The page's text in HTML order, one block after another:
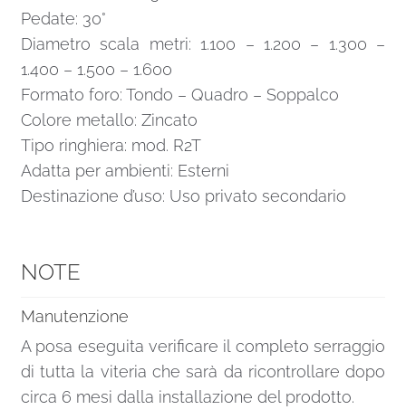
Pedate: 30°
Diametro scala metri: 1.100 – 1.200 – 1.300 –
1.400 – 1.500 – 1.600
Formato foro: Tondo – Quadro – Soppalco
Colore metallo: Zincato
Tipo ringhiera: mod. R2T
Adatta per ambienti: Esterni
Destinazione d’uso: Uso privato secondario
NOTE
Manutenzione
A posa eseguita verificare il completo serraggio
di tutta la viteria che sarà da ricontrollare dopo
circa 6 mesi dalla installazione del prodotto.